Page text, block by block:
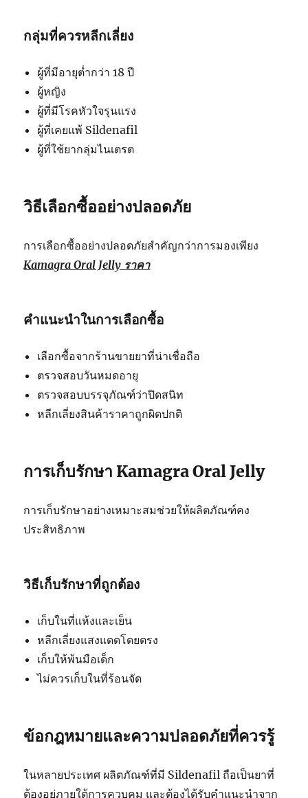
กลุ่มที่ควรหลีกเลี่ยง
ผู้ที่มีอายุต่ำกว่า 18 ปี
ผู้หญิง
ผู้ที่มีโรคหัวใจรุนแรง
ผู้ที่เคยแพ้ Sildenafil
ผู้ที่ใช้ยากลุ่มไนเตรต
วิธีเลือกซื้ออย่างปลอดภัย
การเลือกซื้ออย่างปลอดภัยสำคัญกว่าการมองเพียง
Kamagra Oral Jelly ราคา
คำแนะนำในการเลือกซื้อ
เลือกซื้อจากร้านขายยาที่น่าเชื่อถือ
ตรวจสอบวันหมดอายุ
ตรวจสอบบรรจุภัณฑ์ว่าปิดสนิท
หลีกเลี่ยงสินค้าราคาถูกผิดปกติ
การเก็บรักษา Kamagra Oral Jelly
การเก็บรักษาอย่างเหมาะสมช่วยให้ผลิตภัณฑ์คง
ประสิทธิภาพ
วิธีเก็บรักษาที่ถูกต้อง
เก็บในที่แห้งและเย็น
หลีกเลี่ยงแสงแดดโดยตรง
เก็บให้พ้นมือเด็ก
ไม่ควรเก็บในที่ร้อนจัด
ข้อกฎหมายและความปลอดภัยที่ควรรู้
ในหลายประเทศ ผลิตภัณฑ์ที่มี Sildenafil ถือเป็นยาที่
ต้องอยู่ภายใต้การควบคุม และต้องได้รับคำแนะนำจาก